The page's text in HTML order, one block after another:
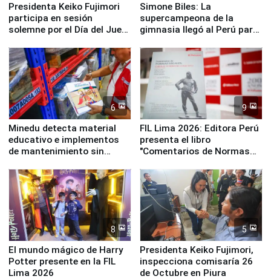
Presidenta Keiko Fujimori
participa en sesión
solemne por el Día del Juez
Simone Biles: La
supercampeona de la
gimnasia llegó al Perú para
Panamericanos Lima 2027
6
Minedu detecta material
educativo e implementos
de mantenimiento sin
la UGEL 2
9
FIL Lima 2026: Editora Perú
presenta el libro
"Comentarios de Normas
Derecho Colectivo"
8
El mundo mágico de Harry
Potter presente en la FIL
Lima 2026
5
Presidenta Keiko Fujimori,
inspecciona comisaría 26
de Octubre en Piura